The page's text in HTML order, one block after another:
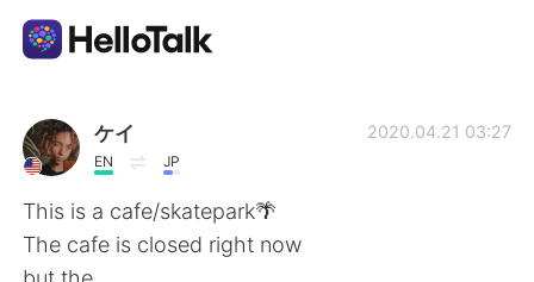
Language Exchange App
AI Grammar Checker
English
ケイ
EN JP
2020.04.21 03:27
This is a cafe/skatepark🌴
The cafe is closed right now